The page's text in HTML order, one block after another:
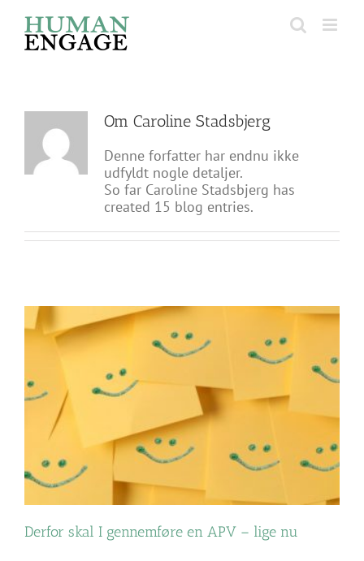
content
Om Caroline Stadsbjerg
Denne forfatter har endnu ikke
udfyldt nogle detaljer.
So far Caroline Stadsbjerg has
created 15 blog entries.
Derfor skal I gennemføre en APV – lige nu